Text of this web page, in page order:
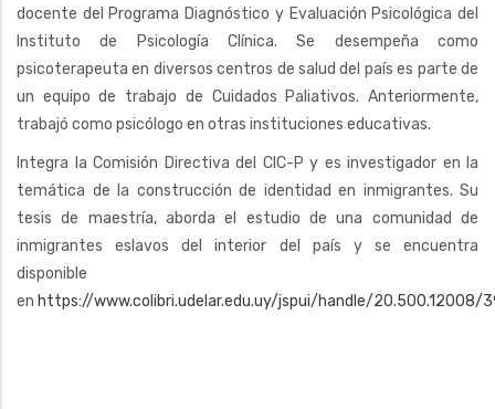
docente del Programa Diagnóstico y Evaluación Psicológica del
Instituto de Psicología Clínica. Se desempeña como
psicoterapeuta en diversos centros de salud del país es parte de
un equipo de trabajo de Cuidados Paliativos. Anteriormente,
trabajó como psicólogo en otras instituciones educativas.
Integra la Comisión Directiva del CIC-P y es investigador en la
temática de la construcción de identidad en inmigrantes. Su
tesis de maestría, aborda el estudio de una comunidad de
inmigrantes eslavos del interior del país y se encuentra
disponible
en https://www.colibri.udelar.edu.uy/jspui/handle/20.500.12008/